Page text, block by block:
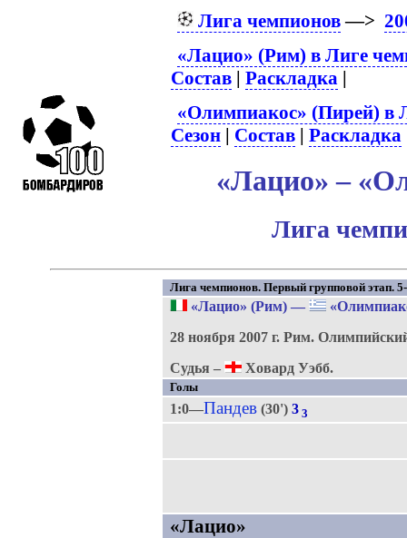
Лига чемпионов—>
«Лацио» (Рим) в Лиге
Состав |Раскладка |
«Олимпиакос» (Пирей) в
Сезон | Состав |Раскладка
«Лацио» –
Лига
Лига чемпионов. Первый групповой этап.
«Лацио» (Рим)—
28 ноября 2007 г. Рим.
Судья –
Ховард Уэбб.
Голы
1:0—Пандев(30') 3 3
«Лацио»